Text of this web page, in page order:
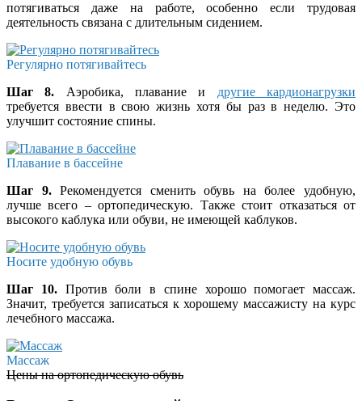
потягиваться даже на работе, особенно если трудовая
деятельность связана с длительным сидением.
Регулярно потягивайтесь
Шаг 8. Аэробика, плавание и другие кардионагрузки
требуется ввести в свою жизнь хотя бы раз в неделю. Это
улучшит состояние спины.
Плавание в бассейне
Шаг 9.Рекомендуется сменить обувь на более удобную,
лучше всего – ортопедическую. Также стоит отказаться от
высокого каблука или обуви, не имеющей каблуков.
Носите удобную обувь
Шаг 10.Против боли в спине хорошо помогает массаж.
Значит, требуется записаться к хорошему массажисту на курс
лечебного массажа.
Массаж
Цены на ортопедическую обувь